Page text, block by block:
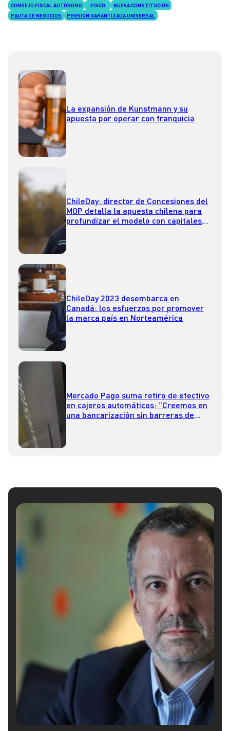
CONSEJO FISCAL AUTÓNOMO FISCO
NUEVA CONSTITUCIÓN
PAUTA DE NEGOCIOS
PENSIÓN GARANTIZADA UNIVERSAL
La expansión de Kunstmann y su
apuesta por operar con franquicia
ChileDay: director de Concesiones del
MOP detalla la apuesta chilena para
profundizar el modelo con capitales
ChileDay 2023 desembarca en
Canadá: los esfuerzos por promover
la marca país en Norteamérica
Mercado Pago suma retiro de efectivo
en cajeros automáticos: “Creemos en
una bancarización sin barreras de